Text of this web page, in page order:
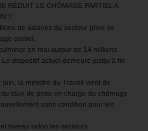
RÉDUIT LE CHÔMAGE PARTIEL A
?
de salariés du secteur prive se
partiel.
en mai autour de 14 millions
dispositif actuel demeure jusqu’à fin
la ministre du Travail vient de
taux de prise en charge du chômage
sans condition pour les
niveau selon les secteurs.